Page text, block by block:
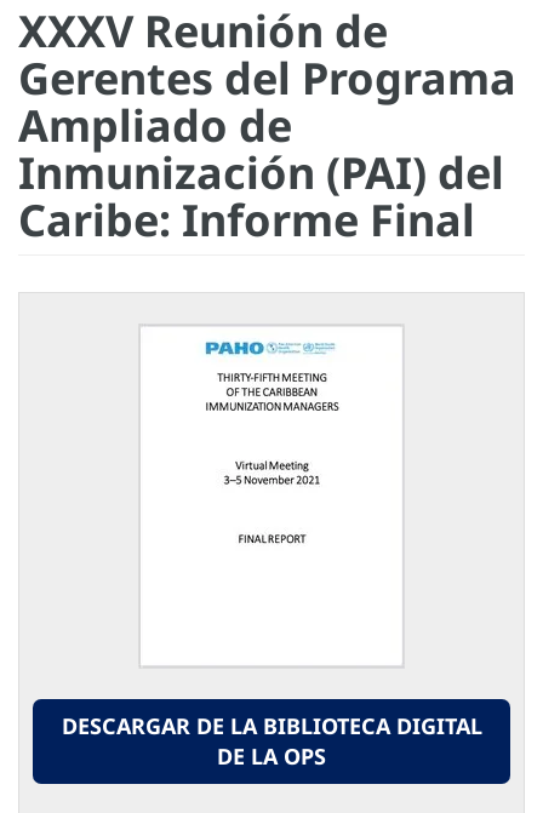
XXXV Reunión de
Gerentes del Programa
Ampliado de
Inmunización (PAI) del
Caribe: Informe Final
DESCARGAR DE LA BIBLIOTECA DIGITAL
DE LA OPS